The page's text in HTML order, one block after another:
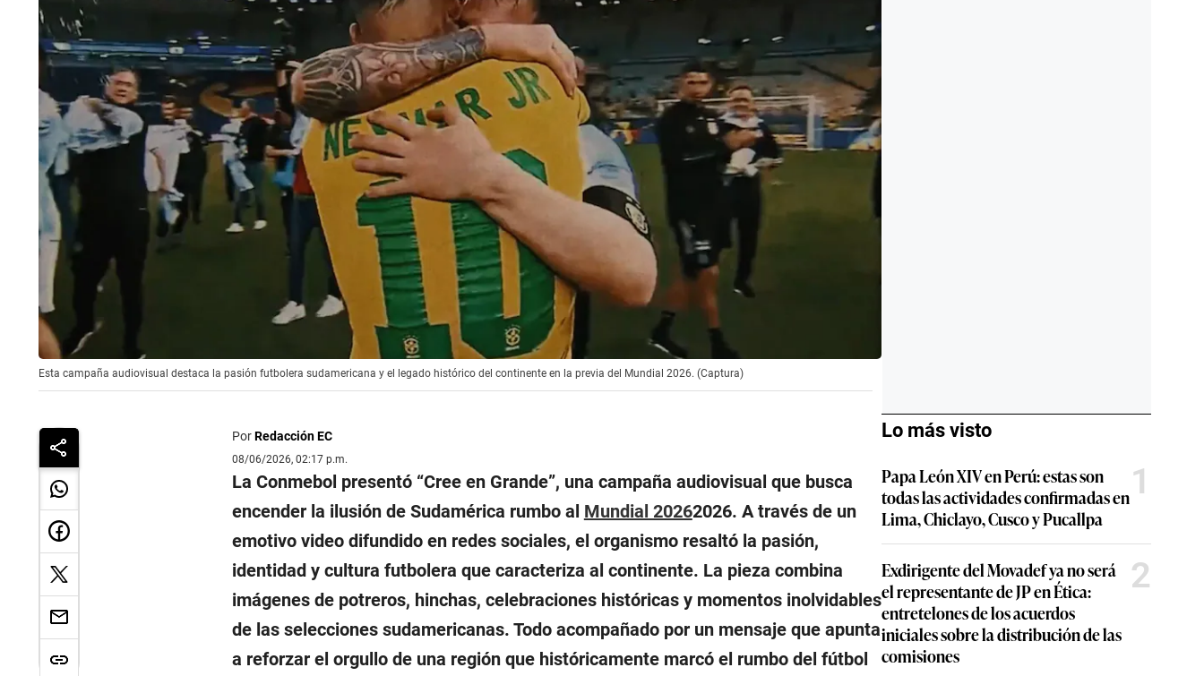
Esta campaña audiovisual destaca la pasión futbolera sudamericana y el legado histórico del continente en la previa del Mundial 2026. (Captura)
PorRedacción EC
08/06/2026, 02:17 p.m.
La Conmebol presentó “Cree en Grande”, una campaña audiovisual que busca
encender la ilusión de Sudamérica rumbo al Mundial 20262026. A través de un
emotivo video difundido en redes sociales, el organismo resaltó la pasión,
identidad y cultura futbolera que caracteriza al continente. La pieza combina
imágenes de potreros, hinchas, celebraciones históricas y momentos inolvidables
de las selecciones sudamericanas. Todo acompañado por un mensaje que apunta
a reforzar el orgullo de una región que históricamente marcó el rumbo del fútbol
Lo más visto
Papa León XIV en Perú: estas son
todas las actividades confirmadas en
Lima, Chiclayo, Cusco y Pucallpa
1
Exdirigente del Movadef ya no será
el representante de JP en Ética:
entretelones de los acuerdos
iniciales sobre la distribución de las
comisiones
2